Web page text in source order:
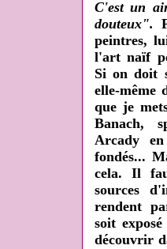
C'est un
douteux".
peintres,
l'art naïf
Si on doit
elle-même
que je
Banach,
Arcady
fondés...
cela. Il
sources
rendent
soit
découvrir